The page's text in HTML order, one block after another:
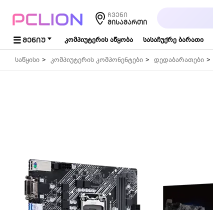
ჩვენი
ᲛᲘᲡᲐᲛᲐᲠᲗᲘ
ᲛᲔᲜᲘᲣ კომპიუტერის აწყობა სასაჩუქრე ბარათი
საწყისი კომპიუტერის კომპონენტები დედაბარათები